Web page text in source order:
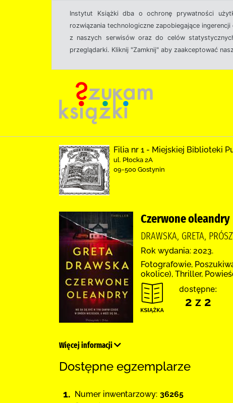
Instytut Książki dba o ochronę prywatności
rozwiązania technologiczne zapobiegające
z naszych serwisów oraz do celów
przeglądarki. Kliknij "Zamknij" aby zaakceptować
Filia nr 1 - Miejskiej Biblioteki
ul. Płocka 2A
09-500 Gostynin
Czerwone oleandry
DRAWSKA, GRETA,
Rok wydania: 2023.
Fotografowie,
okolice), Thriller,
dostępne:
2 z 2
Więcej informacji
Dostępne egzemplarze
1. Numer inwentarzowy: 36265